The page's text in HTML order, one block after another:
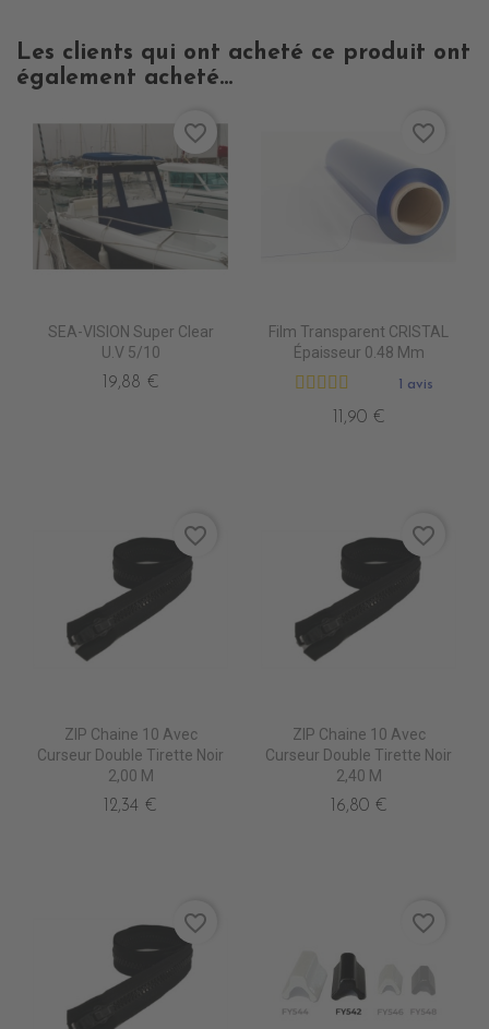
Les clients qui ont acheté ce produit ont
également acheté...
SEA-VISION Super Clear
U.V 5/10
19,88 €
favorite_border
Film Transparent CRISTAL
Épaisseur 0.48 Mm
1 avis
11,90 €
favorite_border
ZIP Chaine 10 Avec
Curseur Double Tirette Noir
2,00 M
12,34 €
favorite_border
ZIP Chaine 10 Avec
Curseur Double Tirette Noir
2,40 M
16,80 €
favorite_border
favorite_border favorite_border